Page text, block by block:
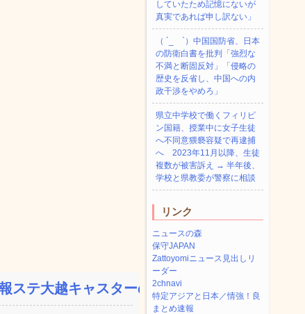
ステ大越キャスターの台...
していたため記憶にないが
真実であれば申し訳ない」
（ ´_ゝ`）中国国防省、日本
の防衛白書を批判「強烈な
不満と断固反対」「侵略の
歴史を反省し、中国への内
政干渉をやめろ」
県立中学校で働くフィリピ
ン国籍、授業中に女子生徒
へ不同意猥褻容疑で再逮捕
へ 2023年11月以降、生徒
複数が被害訴え → 半年後、
学校と県教委が警察に相談
リンク
ニュースの森
保守JAPAN
Zattoyomiニュース見出しリ
ーダー
2chnavi
特定アジアと日本／情強！良
まとめ速報